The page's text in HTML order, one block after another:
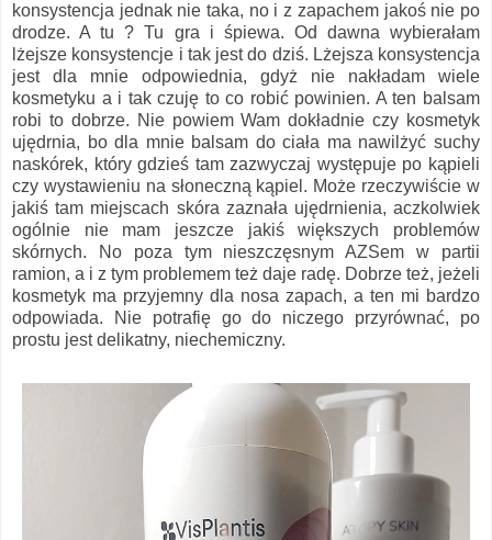
konsystencja jednak nie taka, no i z zapachem jakoś nie po
drodze. A tu ? Tu gra i śpiewa. Od dawna wybierałam
lżejsze konsystencje i tak jest do dziś. Lżejsza konsystencja
jest dla mnie odpowiednia, gdyż nie nakładam wiele
kosmetyku a i tak czuję to co robić powinien. A ten balsam
robi to dobrze. Nie powiem Wam dokładnie czy kosmetyk
ujędrnia, bo dla mnie balsam do ciała ma nawilżyć suchy
naskórek, który gdzieś tam zazwyczaj występuje po kąpieli
czy wystawieniu na słoneczną kąpiel. Może rzeczywiście w
jakiś tam miejscach skóra zaznała ujędrnienia, aczkolwiek
ogólnie nie mam jeszcze jakiś większych problemów
skórnych. No poza tym nieszczęsnym AZSem w partii
ramion, a i z tym problemem też daje radę. Dobrze też, jeżeli
kosmetyk ma przyjemny dla nosa zapach, a ten mi bardzo
odpowiada. Nie potrafię go do niczego przyrównać, po
prostu jest delikatny, niechemiczny.